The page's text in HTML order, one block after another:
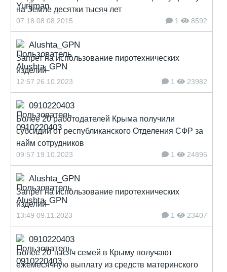
на Земле десятки тысяч лет
07:18 08.08.2015 1 8592
Alushta_GPN
Запрет на использование пиротехнических
изделий
12:57 26.10.2023 1 23982
0910220403
Более 20 работодателей Крыма получили
субсидии от республиканского Отделения СФР за
найм сотрудников
09:57 19.10.2023 1 24895
Alushta_GPN
Запрет на использование пиротехнических
изделий
13:49 09.11.2023 1 23407
0910220403
Более 20 тысяч семей в Крыму получают
ежемесячную выплату из средств материнского